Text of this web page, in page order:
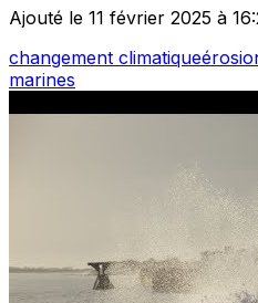
Ajouté le 11 février 2025 à
changement climatique
marines